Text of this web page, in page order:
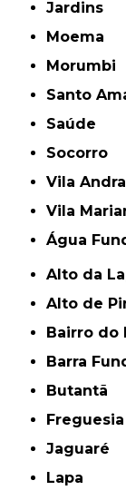
Jardins
Moema
Morumbi
Santo
Saúde
Socorro
Vila
Vila
Água
Alto da
Alto de
Bairro
Barra
Butantã
Jaguaré
Lapa